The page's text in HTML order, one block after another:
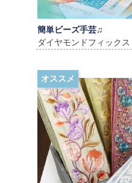
簡単ビーズ手芸♫
ダイヤモンドフィックス
オススメ